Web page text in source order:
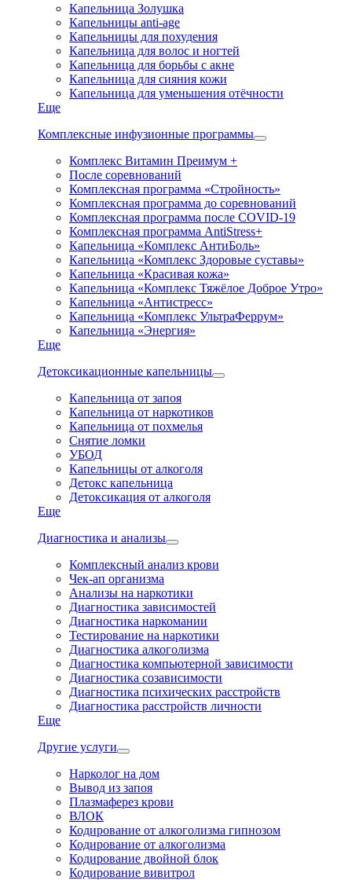
Капельница Золушка
Капельницы anti-age
Капельницы для похудения
Капельница для волос и ногтей
Капельница для борьбы с акне
Капельница для сияния кожи
Капельница для уменьшения отёчности
Еще
Комплексные инфузионные программы
Комплекс Витамин Преимум +
После соревнований
Комплексная программа «Стройность»
Комплексная программа до соревнований
Комплексная программа после COVID-19
Комплексная программа AntiStress+
Капельница «Комплекс АнтиБоль»
Капельница «Комплекс Здоровые суставы»
Капельница «Красивая кожа»
Капельница «Комплекс Тяжёлое Доброе Утро»
Капельница «Антистресс»
Капельница «Комплекс УльтраФеррум»
Капельница «Энергия»
Еще
Детоксикационные капельницы
Капельница от запоя
Капельница от наркотиков
Капельница от похмелья
Снятие ломки
УБОД
Капельницы от алкоголя
Детокс капельница
Детоксикация от алкоголя
Еще
Диагностика и анализы
Комплексный анализ крови
Чек-ап организма
Анализы на наркотики
Диагностика зависимостей
Диагностика наркомании
Тестирование на наркотики
Диагностика алкоголизма
Диагностика компьютерной зависимости
Диагностика созависимости
Диагностика психических расстройств
Диагностика расстройств личности
Еще
Другие услуги
Нарколог на дом
Вывод из запоя
Плазмаферез крови
ВЛОК
Кодирование от алкоголизма гипнозом
Кодирование от алкоголизма
Кодирование двойной блок
Кодирование вивитрол